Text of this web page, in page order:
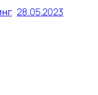
28.05.2023